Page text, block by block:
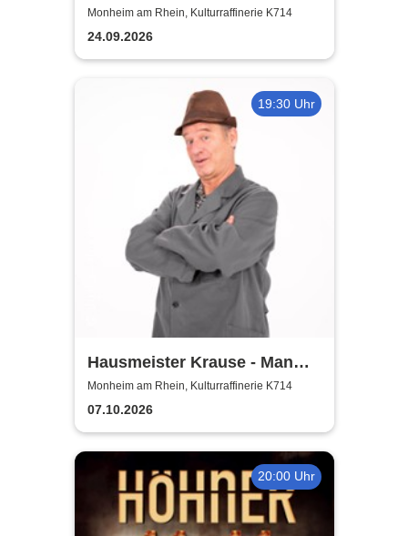
...
Monheim am Rhein, Kulturraffinerie K714
24.09.2026
19:30 Uhr
Hausmeister Krause - Man
lebt nur zweimal
Monheim am Rhein, Kulturraffinerie K714
07.10.2026
20:00 Uhr